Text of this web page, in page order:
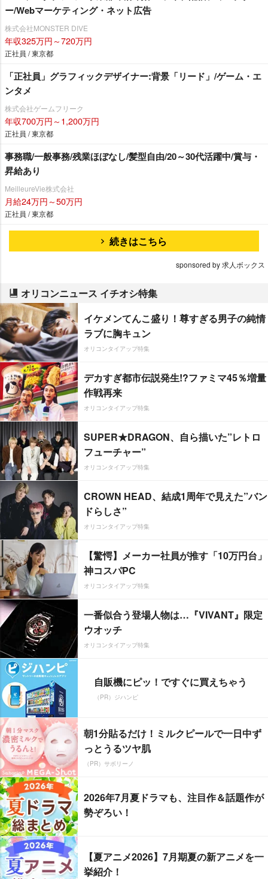
ー/Webマーケティング・ネット広告
株式会社MONSTER DIVE
年収325万円～720万円
正社員 / 東京都
「正社員」グラフィックデザイナー:背景「リード」/ゲーム・エ
ンタメ
株式会社ゲームフリーク
年収700万円～1,200万円
正社員 / 東京都
事務職/一般事務/残業ほぼなし/髪型自由/20～30代活躍中/賞与・
昇給あり
MeilleureVie株式会社
月給24万円～50万円
正社員 / 東京都
続きはこちら
sponsored by 求人ボックス
オリコンニュース イチオシ特集
イケメンてんこ盛り！尊すぎる男子の純情
ラブに胸キュン
オリコンタイアップ特集
デカすぎ都市伝説発生!?ファミマ45％増量
作戦再来
オリコンタイアップ特集
SUPER★DRAGON、自ら描いた”レトロ
フューチャー”
オリコンタイアップ特集
CROWN HEAD、結成1周年で見えた”バン
ドらしさ”
オリコンタイアップ特集
【驚愕】メーカー社員が推す「10万円台」
神コスパPC
オリコンタイアップ特集
一番似合う登場人物は…『VIVANT』限定
ウオッチ
オリコンタイアップ特集
自販機にピッ！ですぐに買えちゃう
（PR）ジハンピ
朝1分貼るだけ！ミルクピールで一日中ず
っとうるツヤ肌
（PR）サボリーノ
2026年7月夏ドラマも、注目作＆話題作が
勢ぞろい！
【夏アニメ2026】7月期夏の新アニメを一
挙紹介！